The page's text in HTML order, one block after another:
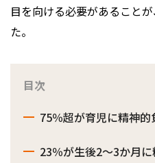
目を向ける必要があること
た。
目次
75％超が育児に精神
23％が生後2～3か月